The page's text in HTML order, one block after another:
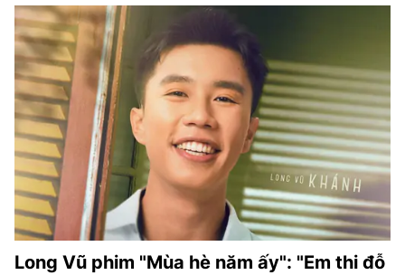
Long Vũ phim "Mùa hè năm ấy": "Em thi đỗ